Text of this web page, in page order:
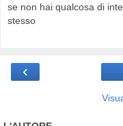
se non hai qualcosa di
stesso
‹